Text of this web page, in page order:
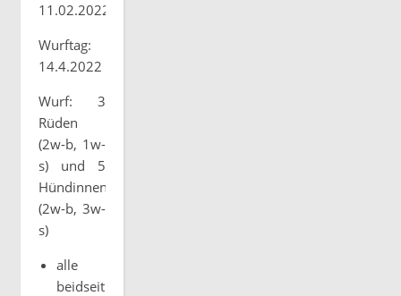
11.02.2022
Wurftag:
14.4.2022
Wurf: 3
Rüden
(2w-b, 1w-
s) und 5
Hündinnen
(2w-b, 3w-
s)
alle
beidseitig